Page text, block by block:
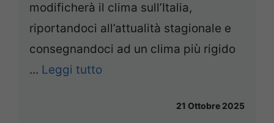
modificherà il clima sull’Italia,
riportandoci all’attualità stagionale e
consegnandoci ad un clima più rigido
... Leggi tutto
21 Ottobre 2025